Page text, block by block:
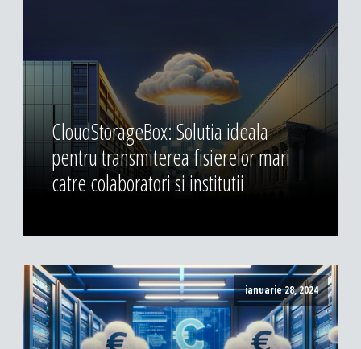
CloudStorageBox: Solutia ideala
pentru transmiterea fisierelor mari
catre colaboratori si institutii
ianuarie 28, 2024